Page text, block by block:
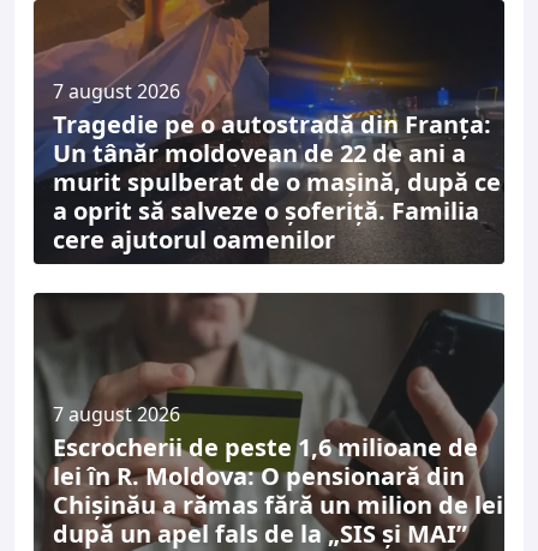
7 august 2026
Tragedie pe o autostradă din Franța:
Un tânăr moldovean de 22 de ani a
murit spulberat de o mașină, după ce
a oprit să salveze o șoferiță. Familia
cere ajutorul oamenilor
7 august 2026
Escrocherii de peste 1,6 milioane de
lei în R. Moldova: O pensionară din
Chișinău a rămas fără un milion de lei
după un apel fals de la „SIS și MAI”